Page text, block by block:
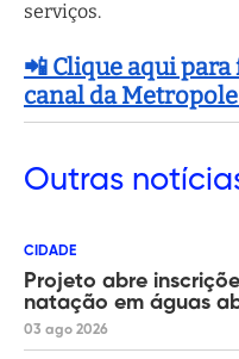
serviços.
📲 Clique aqui
canal da
Outras
CIDADE
Projeto abre
natação em águas
03 ago 2026